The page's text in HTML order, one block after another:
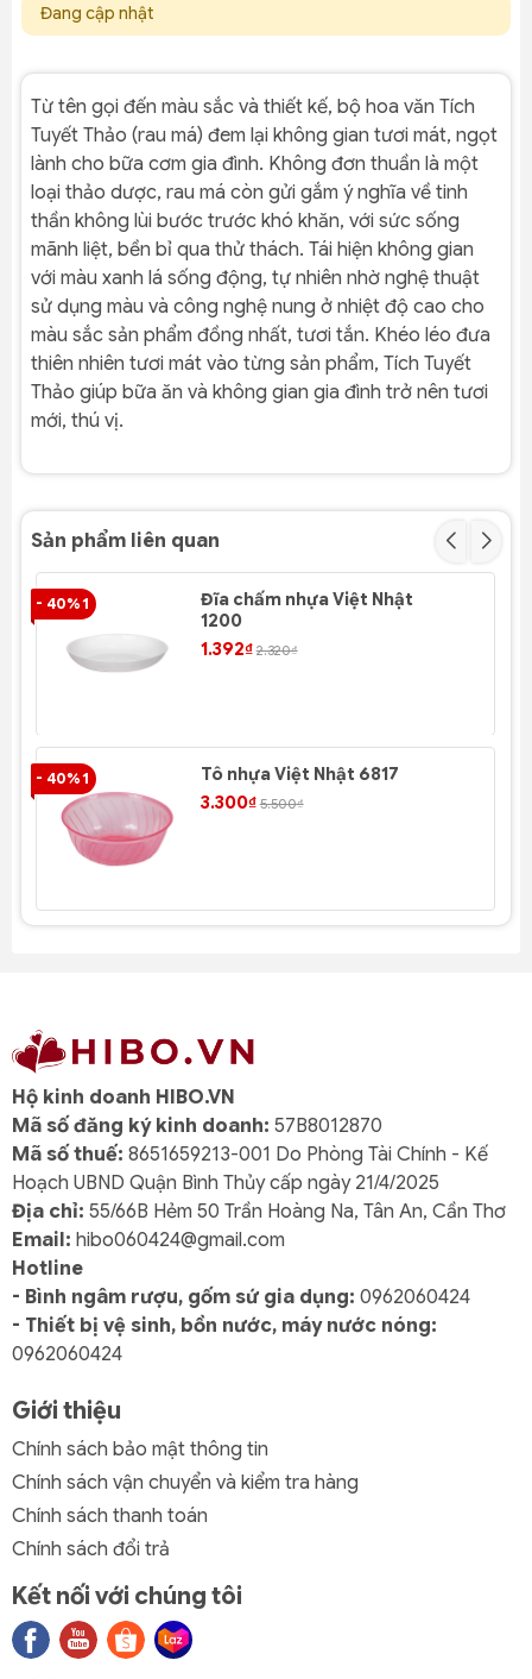
Đang cập nhật
Từ tên gọi đến màu sắc và thiết kế, bộ hoa văn Tích
Tuyết Thảo (rau má) đem lại không gian tươi mát, ngọt
lành cho bữa cơm gia đình. Không đơn thuần là một
loại thảo dược, rau má còn gửi gắm ý nghĩa về tinh
thần không lùi bước trước khó khăn, với sức sống
mãnh liệt, bền bỉ qua thử thách. Tái hiện không gian
với màu xanh lá sống động, tự nhiên nhờ nghệ thuật
sử dụng màu và công nghệ nung ở nhiệt độ cao cho
màu sắc sản phẩm đồng nhất, tươi tắn. Khéo léo đưa
thiên nhiên tươi mát vào từng sản phẩm, Tích Tuyết
Thảo giúp bữa ăn và không gian gia đình trở nên tươi
mới, thú vị.
Sản phẩm liên quan
- 40% 1
Đĩa chấm nhựa Việt Nhật
1200
1.392₫ 2.320₫
- 40% 1
Tô nhựa Việt Nhật 6817
3.300₫ 5.500₫
Hộ kinh doanh HIBO.VN
Mã số đăng ký kinh doanh: 57B8012870
Mã số thuế: 8651659213-001 Do Phòng Tài Chính - Kế
Hoạch UBND Quận Bình Thủy cấp ngày 21/4/2025
Địa chỉ: 55/66B Hẻm 50 Trần Hoàng Na, Tân An, Cần Thơ
Email: hibo060424@gmail.com
Hotline
- Bình ngâm rượu, gốm sứ gia dụng: 0962060424
- Thiết bị vệ sinh, bồn nước, máy nước nóng:
0962060424
Giới thiệu
Chính sách bảo mật thông tin
Chính sách vận chuyển và kiểm tra hàng
Chính sách thanh toán
Chính sách đổi trả
Kết nối với chúng tôi